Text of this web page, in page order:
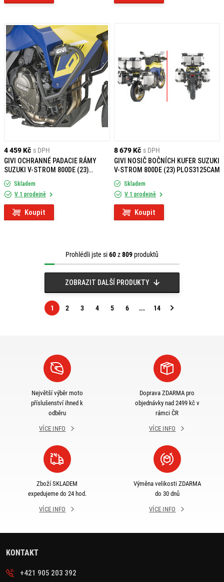
4 459 Kč s DPH
GIVI OCHRANNÉ PADACIE RÁMY
SUZUKI V-STROM 800DE (23)
TN3125
Skladem
V 1 prodejně
Koupit
8 679 Kč s DPH
GIVI NOSIČ BOČNÍCH KUFER SUZUKI
V-STROM 800DE (23) PLOS3125CAM
Skladem
V 1 prodejně
Koupit
Prohlédli jste si60z809produktů
ZOBRAZIT DALŠÍ PRODUKTY
1 2 3 4 5 6 ... 14
Následující
Největší výběr moto
příslušenství ihned k
odběru
VÍCE INFO
Doprava ZDARMA pro
objednávky nad 2499 kč v
rámci ČR
VÍCE INFO
Zboží SKLADEM
expedujeme do 24 hod.
VÍCE INFO
Výměna velikosti ZDARMA
do 30 dnů
VÍCE INFO
KONTAKT
+421 905 203 392